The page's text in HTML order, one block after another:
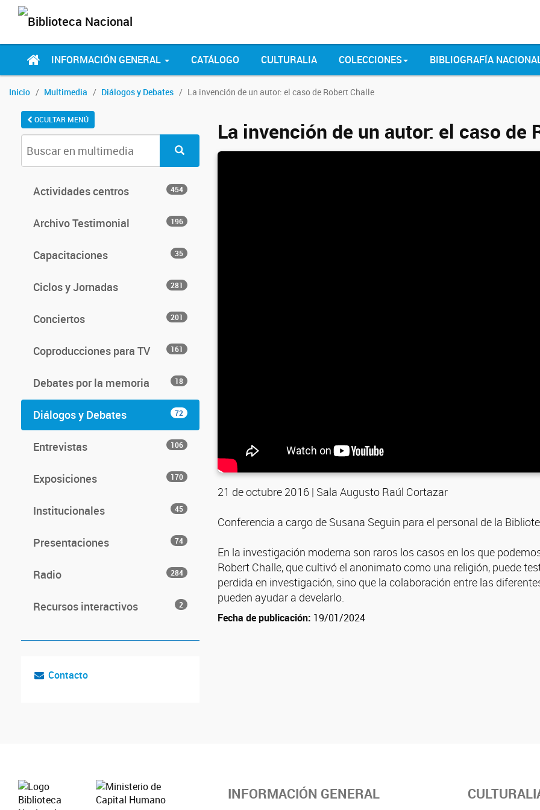
INFORMACIÓN GENERAL CATÁLOGO CULTURALIA COLECCIONES BIBLIOGRAFÍA
Inicio Multimedia Diálogos y Debates La invención de un autor: el caso de Robert Challe
OCULTAR MENÚ
Actividades centros 454
Archivo Testimonial 196
Capacitaciones 35
Ciclos y Jornadas 281
Conciertos 201
Coproducciones para TV 161
Debates por la memoria 18
Diálogos y Debates 72
Entrevistas 106
Exposiciones 170
Institucionales 45
Presentaciones 74
Radio 284
Recursos interactivos 2
Contacto
La invención de un autor: el caso de
21 de octubre 2016 | Sala Augusto Raúl Cortazar
Conferencia a cargo de Susana Seguin para el personal de la
En la investigación moderna son raros los casos en los que
Robert Challe, que cultivó el anonimato como una religión, puede
perdida en investigación, sino que la colaboración entre las
pueden ayudar a develarlo.
Fecha de publicación: 19/01/2024
INFORMACIÓN GENERAL